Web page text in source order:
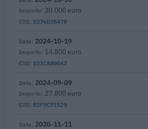
B376D3B470
20.000 euro
B31CA80042
2024-10-19
14.800 euro
B2F9C31529
2024-09-09
27.800 euro
2020-11-11